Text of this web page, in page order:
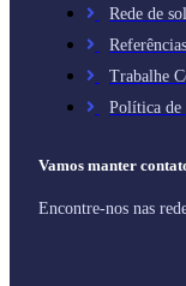
Rede de
Trabalhe
Política de
Vamos manter
Encontre-nos nas